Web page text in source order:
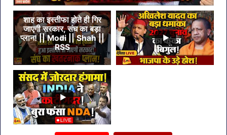
शाह का इस्तीफा होते ही गिर
जाएगी सरकार, संघ का बड़ा
प्लान! || Modi || Shah ||
RSS